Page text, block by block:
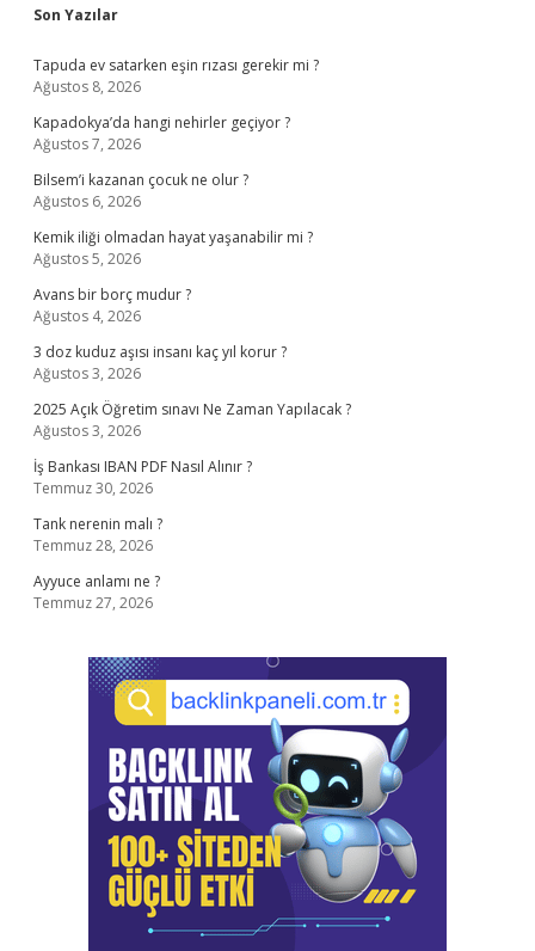
Sidebar
Son Yazılar
Tapuda ev satarken eşin rızası gerekir mi ?
Ağustos 8, 2026
Kapadokya’da hangi nehirler geçiyor ?
Ağustos 7, 2026
Bilsem’i kazanan çocuk ne olur ?
Ağustos 6, 2026
Kemik iliği olmadan hayat yaşanabilir mi ?
Ağustos 5, 2026
Avans bir borç mudur ?
Ağustos 4, 2026
3 doz kuduz aşısı insanı kaç yıl korur ?
Ağustos 3, 2026
2025 Açık Öğretim sınavı Ne Zaman Yapılacak ?
Ağustos 3, 2026
İş Bankası IBAN PDF Nasıl Alınır ?
Temmuz 30, 2026
Tank nerenin malı ?
Temmuz 28, 2026
Ayyuce anlamı ne ?
Temmuz 27, 2026